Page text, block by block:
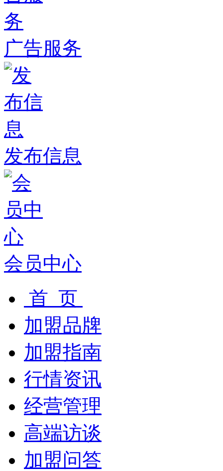
广告服务
发布信息
会员中心
首 页
加盟品牌
加盟指南
行情资讯
经营管理
高端访谈
加盟问答